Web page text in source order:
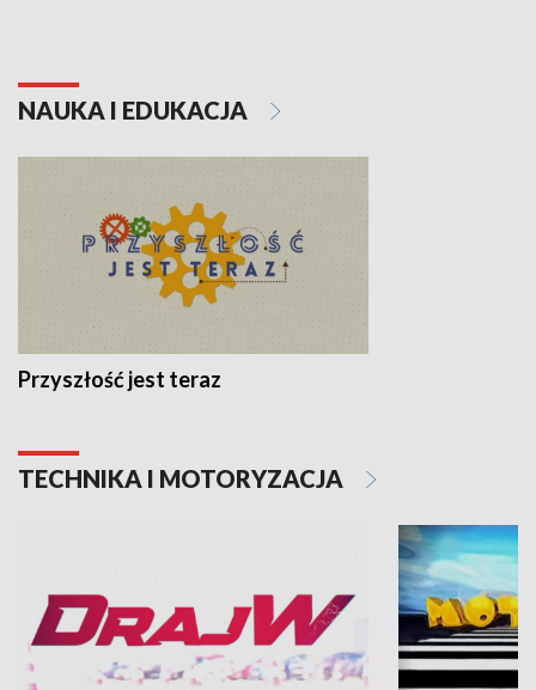
NAUKA I EDUKACJA
Przyszłość jest teraz
TECHNIKA I MOTORYZACJA